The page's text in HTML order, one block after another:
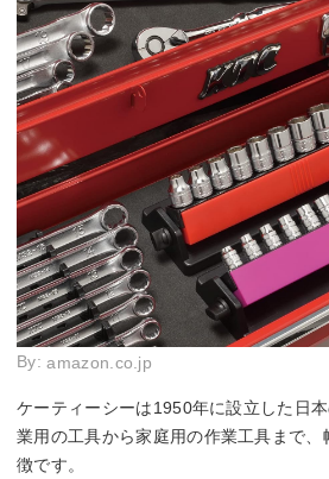
By:amazon.co.jp
ケーティーシーは1950年に設立した日
業用の工具から家庭用の作業工具まで
徴です。